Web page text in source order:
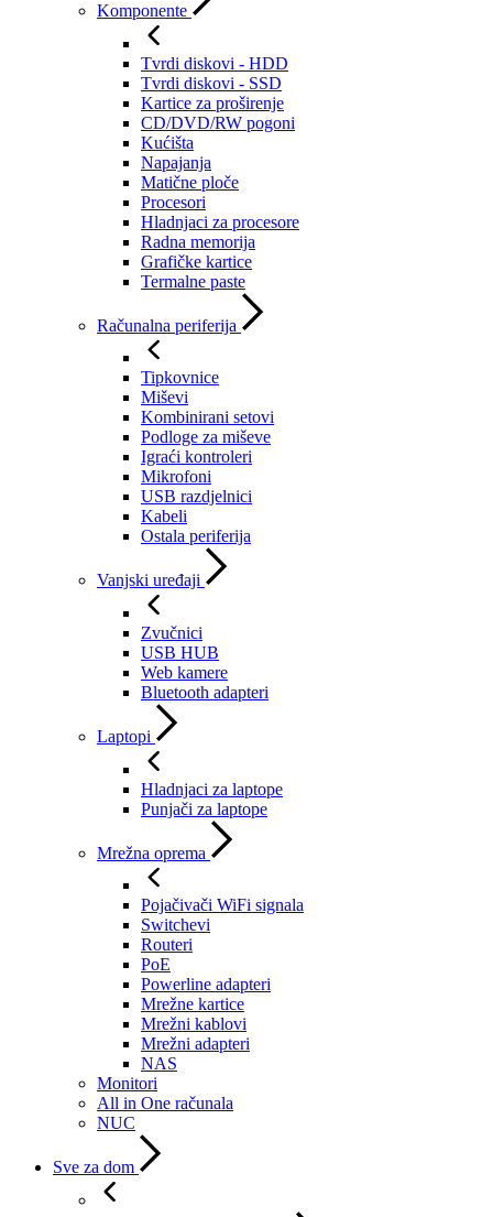
Komponente
Tvrdi diskovi - HDD
Tvrdi diskovi - SSD
Kartice za proširenje
CD/DVD/RW pogoni
Kućišta
Napajanja
Matične ploče
Procesori
Hladnjaci za procesore
Radna memorija
Grafičke kartice
Termalne paste
Računalna periferija
Tipkovnice
Miševi
Kombinirani setovi
Podloge za miševe
Igraći kontroleri
Mikrofoni
USB razdjelnici
Kabeli
Ostala periferija
Vanjski uređaji
Zvučnici
USB HUB
Web kamere
Bluetooth adapteri
Laptopi
Hladnjaci za laptope
Punjači za laptope
Mrežna oprema
Pojačivači WiFi signala
Switchevi
Routeri
PoE
Powerline adapteri
Mrežne kartice
Mrežni kablovi
Mrežni adapteri
NAS
Monitori
All in One računala
NUC
Sve za dom